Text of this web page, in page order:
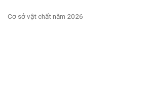
Cơ sở vật chất năm 2026